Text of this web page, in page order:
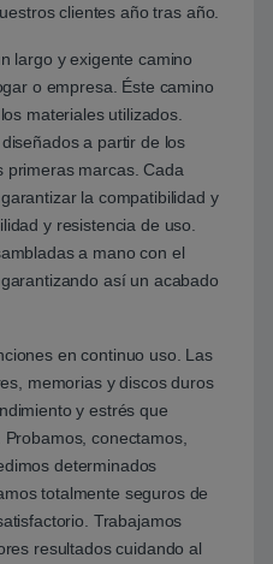
clientes año tras año.
largo y exigente camino
o empresa. Éste camino
materiales utilizados.
a partir de los
primeras marcas. Cada
la compatibilidad y
y resistencia de uso.
a mano con el
así un acabado
en continuo uso. Las
memorias y discos duros
y estrés que
conectamos,
determinados
totalmente seguros de
Trabajamos
resultados cuidando al